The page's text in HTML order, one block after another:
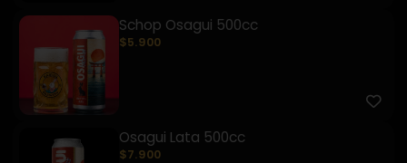
Schop Osagui 500cc
$5.900
Osagui Lata 500cc
$7.900